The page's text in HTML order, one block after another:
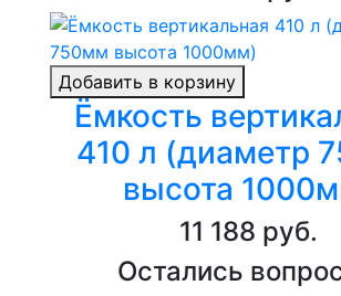
Добавить в корзину
Ёмкость
410 л (диаметр
высота
11 188 руб.
Остались